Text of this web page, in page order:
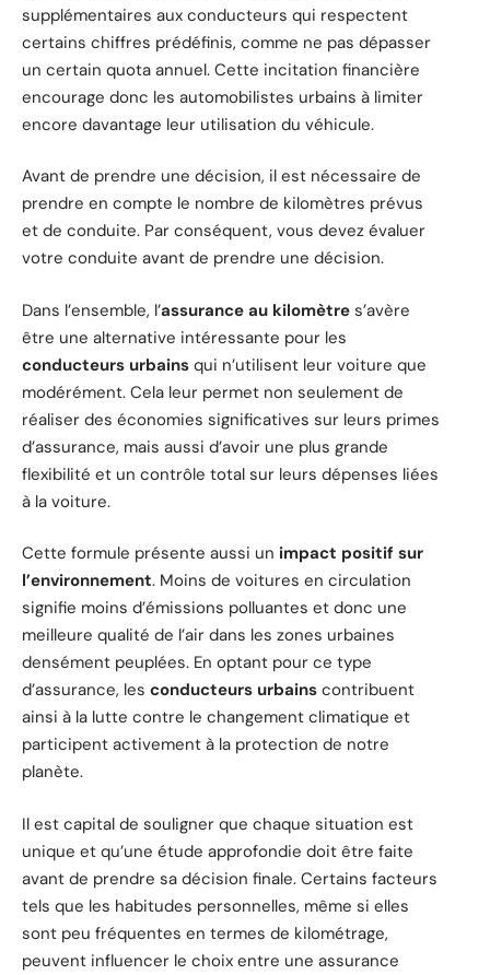
supplémentaires aux conducteurs qui respectent
certains chiffres prédéfinis, comme ne pas dépasser
un certain quota annuel. Cette incitation financière
encourage donc les automobilistes urbains à limiter
encore davantage leur utilisation du véhicule.
Avant de prendre une décision, il est nécessaire de
prendre en compte le nombre de kilomètres prévus
et de conduite. Par conséquent, vous devez évaluer
votre conduite avant de prendre une décision.
Dans l’ensemble, l’assurance au kilomètre s’avère
être une alternative intéressante pour les
conducteurs urbains qui n’utilisent leur voiture que
modérément. Cela leur permet non seulement de
réaliser des économies significatives sur leurs primes
d’assurance, mais aussi d’avoir une plus grande
flexibilité et un contrôle total sur leurs dépenses liées
à la voiture.
Cette formule présente aussi un impact positif sur
l’environnement. Moins de voitures en circulation
signifie moins d’émissions polluantes et donc une
meilleure qualité de l’air dans les zones urbaines
densément peuplées. En optant pour ce type
d’assurance, les conducteurs urbains contribuent
ainsi à la lutte contre le changement climatique et
participent activement à la protection de notre
planète.
Il est capital de souligner que chaque situation est
unique et qu’une étude approfondie doit être faite
avant de prendre sa décision finale. Certains facteurs
tels que les habitudes personnelles, même si elles
sont peu fréquentes en termes de kilométrage,
peuvent influencer le choix entre une assurance